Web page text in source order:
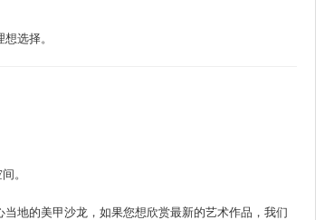
选择。
。
地的美甲沙龙，如果您想欣赏最新的艺术作品，我们